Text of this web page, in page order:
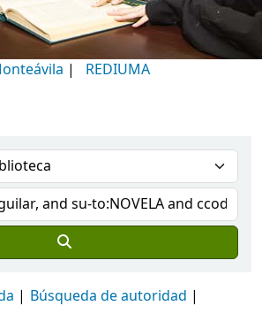
| REDIUMA
Búsqueda de autoridad